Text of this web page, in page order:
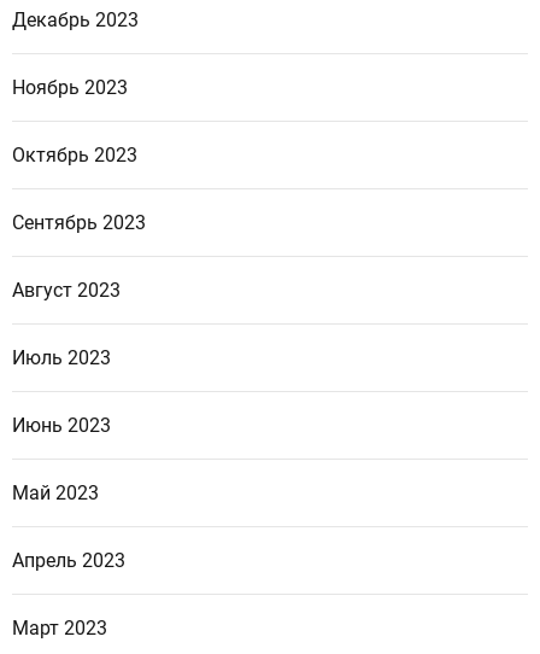
Декабрь 2023
Ноябрь 2023
Октябрь 2023
Сентябрь 2023
Август 2023
Июль 2023
Июнь 2023
Май 2023
Апрель 2023
Март 2023